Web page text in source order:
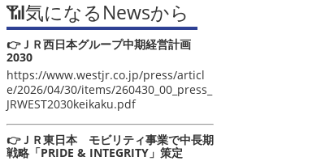
📶気になるNewsから
👉ＪＲ西日本グループ中期経営計画
2030
https://www.westjr.co.jp/press/articl
e/2026/04/30/items/260430_00_press_
JRWEST2030keikaku.pdf
👉ＪＲ東日本 モビリティ事業で中長期
戦略「PRIDE & INTEGRITY」策定